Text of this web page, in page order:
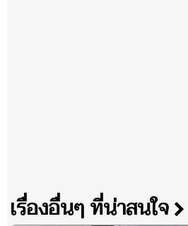
เรื่องอื่นๆ ที่น่าสนใจ